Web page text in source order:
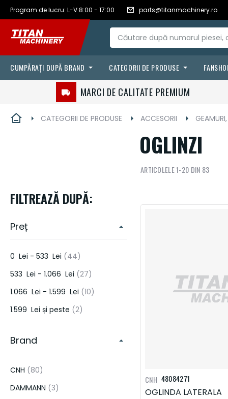
Program de lucru: L-V 8:00 - 17:00 parts@titanmachinery.ro
Mergeți
la
Conținut
RON - leu
românesc
Romanian
CUMPĂRAȚI DUPĂ BRAND
DONALDSON HORSCH
CATEGORII DE PRODUSE
LANTURI & CURELE
PIESE DE UZURA
PIESE PENTRU SISTEME DE IRIGATII SI ECHIPAMENTE DE APLICAT
FRANE & AMBREIAJE
ELECTRICA
ALTELE
UNELTE DE CONSTRUCTIE
VÄDERSTAD
MARCI DE CALITATE PREMIUM
CATEGORII DE PRODUSE ACCESORII
OGLINZI
ARTICOLELE1-20 DIN 83
48084271
OGLINDA LATERALA
CNH
FILTREAZĂ DUPĂ:
Preț
0 Lei - 533 Lei 44articol
533 Lei - 1.066 Lei 27articol
1.066 Lei - 1.599 Lei 10articol
1.599 Lei și peste 2articol
Brand
CNH 80articol
DAMMANN 3articol